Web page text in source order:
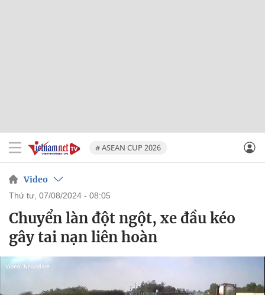
# ASEAN CUP 2026
Video
thứ tư, 07/08/2024 - 08:05
Chuyển làn đột ngột, xe đầu kéo
gây tai nạn liên hoàn